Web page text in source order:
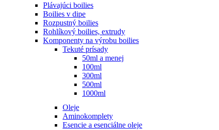
Plávajúci boilies
Boilies v dipe
Rozpustný boilies
Rohlíkový boilies, extrudy
Komponenty na výrobu boilies
Tekuté prísady
50ml a menej
100ml
300ml
500ml
1000ml
Oleje
Aminokomplety
Esencie a esenciálne oleje